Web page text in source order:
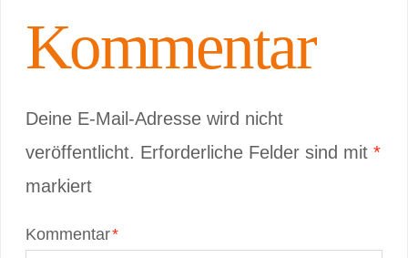
Kommentar
Deine E-Mail-Adresse wird nicht
veröffentlicht. Erforderliche Felder sind mit *
markiert
Kommentar*